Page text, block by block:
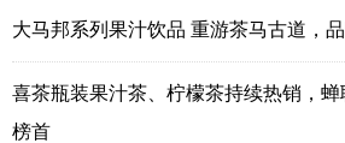
大马邦系列果汁饮品 重游茶马古道，
喜茶瓶装果汁茶、柠檬茶持续热销，
榜首